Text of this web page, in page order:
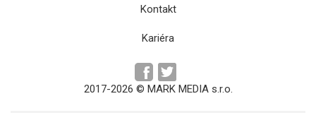
Kontakt
Kariéra
2017-2026 © MARK MEDIA s.r.o.